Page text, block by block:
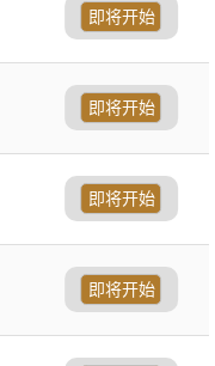
即将开始
即将开始
即将开始
即将开始